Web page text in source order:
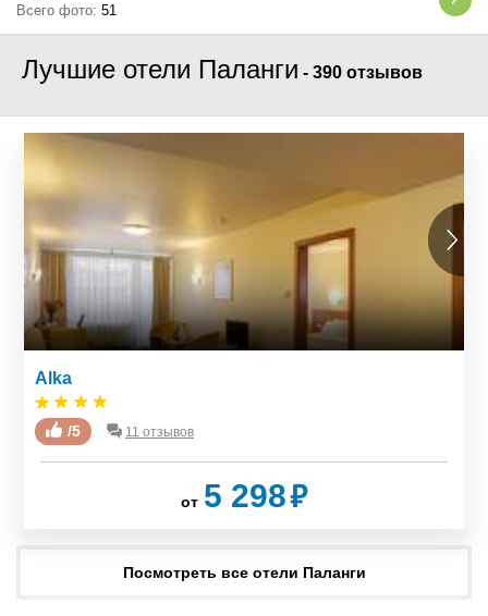
Всего фото: 51
Лучшие отели Паланги - 390 отзывов
Alka
/5 11 отзывов
от 5 298₽
Senoji Palanga
/5 7 отзывов
от 3 976₽
Посмотреть все отели Паланги